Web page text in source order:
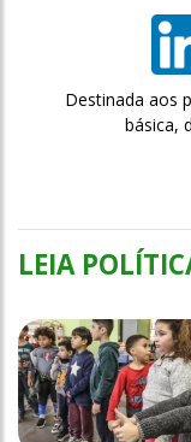
Destinada aos
básica,
LEIA